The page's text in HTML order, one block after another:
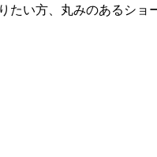
たい方、丸みのあるシ